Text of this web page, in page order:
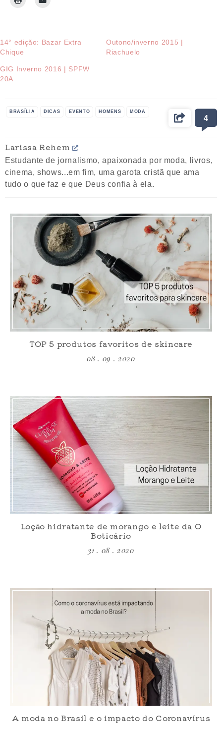
14° edição: Bazar Extra
Chique
Outono/inverno 2015 |
Riachuelo
GIG Inverno 2016 | SPFW
20A
BRASÍLIA DICAS EVENTO HOMENS MODA
4
Larissa Rehem
Estudante de jornalismo, apaixonada por moda, livros,
cinema, shows...em fim, uma garota cristã que ama
tudo o que faz e que Deus confia à ela.
TOP 5 produtos favoritos de skincare
08 . 09 . 2020
Loção hidratante de morango e leite da O
Boticário
31 . 08 . 2020
A moda no Brasil e o impacto do Coronavírus